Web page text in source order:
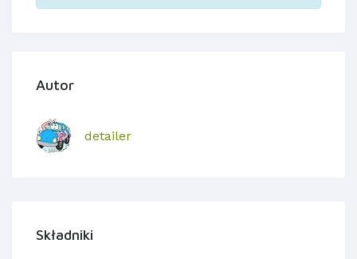
Autor
detailer
Składniki